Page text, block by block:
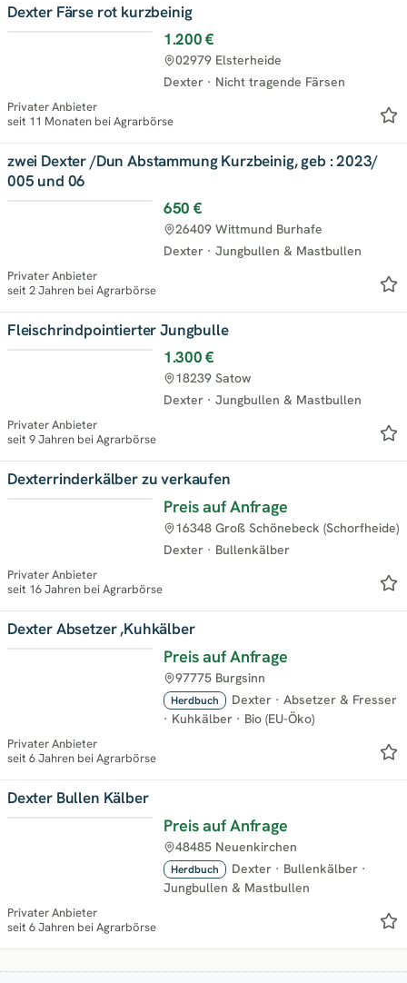
Dexter Färse rot kurzbeinig
1.200 €
Dexter · Nicht tragende Färsen
02979 Elsterheide
Privater Anbieter
seit 11 Monaten bei Agrarbörse
zwei Dexter /Dun Abstammung Kurzbeinig, geb : 2023/
005 und 06
650 €
Dexter · Jungbullen & Mastbullen
26409 Wittmund Burhafe
Privater Anbieter
seit 2 Jahren bei Agrarbörse
Fleischrindpointierter Jungbulle
1.300 €
Dexter · Jungbullen & Mastbullen
18239 Satow
Privater Anbieter
seit 9 Jahren bei Agrarbörse
Dexterrinderkälber zu verkaufen
Preis auf Anfrage
Dexter · Bullenkälber
16348 Groß Schönebeck (Schorfheide)
Privater Anbieter
seit 16 Jahren bei Agrarbörse
Dexter Absetzer ,Kuhkälber
Preis auf Anfrage
Herdbuch Dexter · Absetzer & Fresser
· Kuhkälber · Bio (EU-Öko)
97775 Burgsinn
Privater Anbieter
seit 6 Jahren bei Agrarbörse
Dexter Bullen Kälber
Preis auf Anfrage
Herdbuch Dexter · Bullenkälber ·
Jungbullen & Mastbullen
48485 Neuenkirchen
Privater Anbieter
seit 6 Jahren bei Agrarbörse